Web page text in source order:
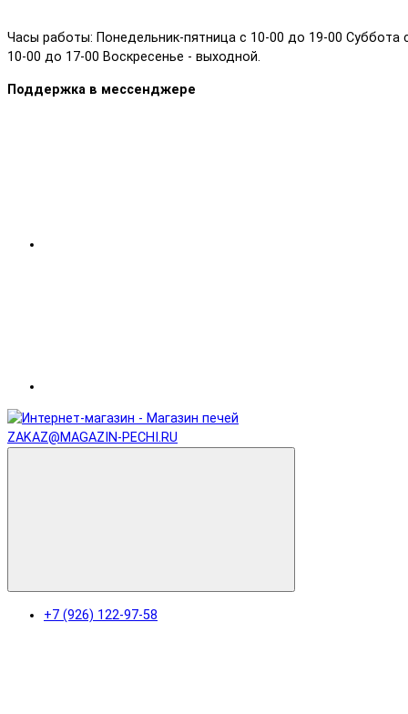
Часы работы: Понедельник-пятница с 10-00 до 19-00 Суббота
10-00 до 17-00 Воскресенье - выходной.
Поддержка в мессенджере
ZAKAZ@MAGAZIN-PECHI.RU
+7 (926) 122-97-58